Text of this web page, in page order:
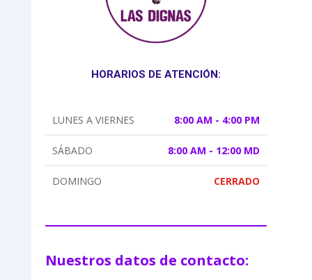
HORARIOS DE ATENCIÓN:
LUNES A VIERNES 8:00 AM - 4:00 PM
SÁBADO 8:00 AM - 12:00 MD
DOMINGO CERRADO
Nuestros datos de contacto: